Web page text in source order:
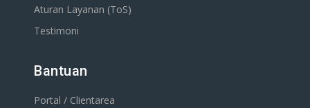
Aturan Layanan (ToS)
Testimoni
Bantuan
Portal / Clientarea